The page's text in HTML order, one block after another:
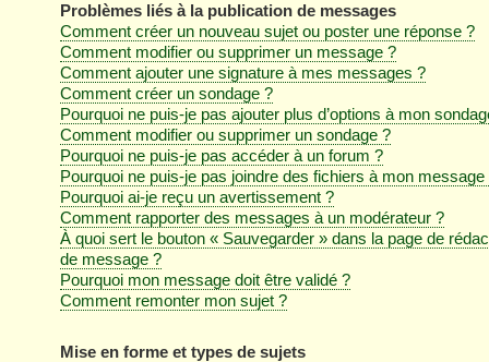
Problèmes liés à la publication de messages
Comment créer un nouveau sujet ou poster une réponse ?
Comment modifier ou supprimer un message ?
Comment ajouter une signature à mes messages ?
Comment créer un sondage ?
Pourquoi ne puis-je pas ajouter plus d’options à mon
Comment modifier ou supprimer un sondage ?
Pourquoi ne puis-je pas accéder à un forum ?
Pourquoi ne puis-je pas joindre des fichiers à mon message
Pourquoi ai-je reçu un avertissement ?
Comment rapporter des messages à un modérateur ?
À quoi sert le bouton « Sauvegarder » dans la page de
de message ?
Pourquoi mon message doit être validé ?
Comment remonter mon sujet ?
Mise en forme et types de sujets